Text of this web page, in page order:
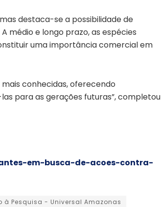
destaca-se a possibilidade de
médio e longo prazo, as espécies
uma importância comercial em
conhecidas, oferecendo
para as gerações futuras”, completou
em-busca-de-acoes-contra-
à Pesquisa - Universal Amazonas